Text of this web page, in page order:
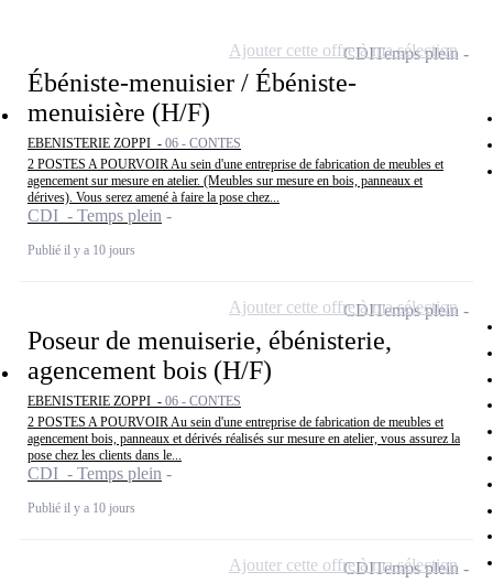
Ébéniste-menuisier / Ébéniste-
menuisière (H/F)
EBENISTERIE ZOPPI - 06 - CONTES
2 POSTES A POURVOIR Au sein d'une entreprise de fabrication de meubles et
agencement sur mesure en atelier. (Meubles sur mesure en bois, panneaux et
dérives). Vous serez amené à faire la pose chez...
CDI - Temps plein
Publié il y a 10 jours
CDITemps plein
Ajouter cette offre à ma sélection
Poseur de menuiserie, ébénisterie,
agencement bois (H/F)
EBENISTERIE ZOPPI - 06 - CONTES
2 POSTES A POURVOIR Au sein d'une entreprise de fabrication de meubles et
agencement bois, panneaux et dérivés réalisés sur mesure en atelier, vous assurez la
pose chez les clients dans le...
CDI - Temps plein
Publié il y a 10 jours
CDITemps plein
Ajouter cette offre à ma sélection
CDITemps plein
Ajouter cette offre à ma sélection